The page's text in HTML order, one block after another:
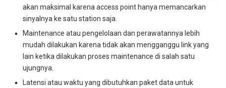
akan maksimal karena access point hanya memancarkan
sinyalnya ke satu station saja.
Maintenance atau pengelolaan dan perawatannya lebih
mudah dilakukan karena tidak akan mengganggu link yang
lain ketika dilakukan proses maintenance di salah satu
ujungnya.
Latensi atau waktu yang dibutuhkan paket data untuk